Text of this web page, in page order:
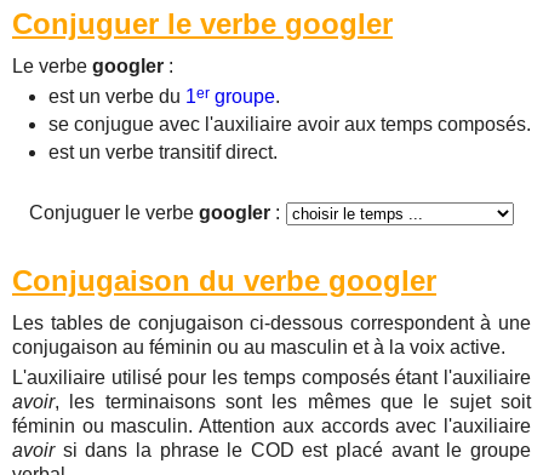
Conjuguer le verbe googler
Le verbe googler :
est un verbe du 1er groupe.
se conjugue avec l'auxiliaire avoir aux temps composés.
est un verbe transitif direct.
Conjuguer le verbe googler :
Conjugaison du verbe googler
Les tables de conjugaison ci-dessous correspondent à une
conjugaison au féminin ou au masculin et à la voix active.
L'auxiliaire utilisé pour les temps composés étant l'auxiliaire
avoir, les terminaisons sont les mêmes que le sujet soit
féminin ou masculin. Attention aux accords avec l'auxiliaire
avoirsi dans la phrase le COD est placé avant le groupe